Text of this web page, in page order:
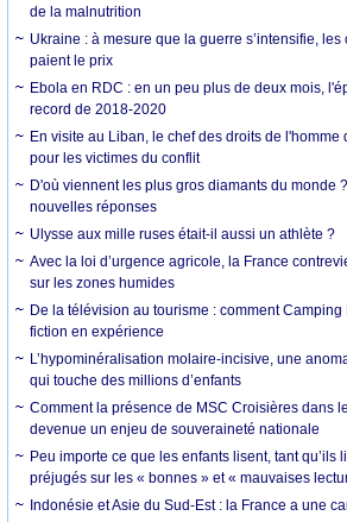
de la malnutrition
Ukraine : à mesure que la guerre s’intensifie,
paient le prix
Ebola en RDC : en un peu plus de deux mois,
record de 2018-2020
En visite au Liban, le chef des droits de l'homme
pour les victimes du conflit
D'où viennent les plus gros diamants du monde
nouvelles réponses
Ulysse aux mille ruses était-il aussi un athlète ?
Avec la loi d’urgence agricole, la France
sur les zones humides
De la télévision au tourisme : comment
fiction en expérience
L’hypominéralisation molaire-incisive, une
qui touche des millions d’enfants
Comment la présence de MSC Croisières dans
devenue un enjeu de souveraineté nationale
Peu importe ce que les enfants lisent, tant qu’ils
préjugés sur les « bonnes » et « mauvaises
Indonésie et Asie du Sud-Est : la France a une